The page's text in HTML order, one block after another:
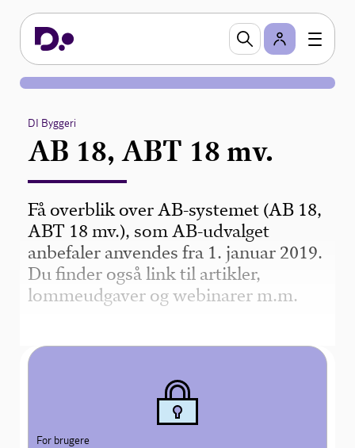
DI Byggeri
AB 18, ABT 18 mv.
Få overblik over AB-systemet (AB 18,
ABT 18 mv.), som AB-udvalget
anbefaler anvendes fra 1. januar 2019.
Du finder også link til artikler,
lommeudgaver og webinarer m.m.
For brugere